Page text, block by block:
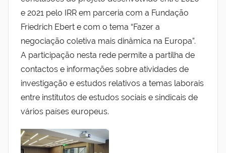
R
u
b
e
n
R
o
e 2021 pelo IRR em parceria com a Fundação
Friedrich Ebert e com o tema “Fazer a
negociação coletiva mais dinâmica na Europa”.
A participação nesta rede permite a partilha de
contactos e informações sobre atividades de
investigação e estudos relativos a temas laborais
entre institutos de estudos sociais e sindicais de
vários países europeus.